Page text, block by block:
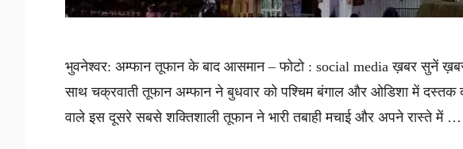
भुवनेश्वर: अम्फान तूफान के बाद आसमान – फोटो : social media ख़बर सुनें
साथ चक्रवाती तूफान अम्फान ने बुधवार को पश्चिम बंगाल और ओडिशा में दस्तक
वाले इस दूसरे सबसे शक्तिशाली तूफान ने भारी तबाही मचाई और अपने रास्ते में …